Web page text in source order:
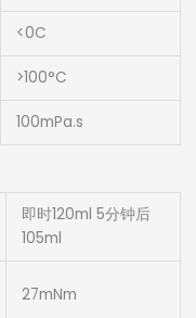
<0C
>100°C
100mPa.s
即时120ml 5分钟后
105ml
27mNm